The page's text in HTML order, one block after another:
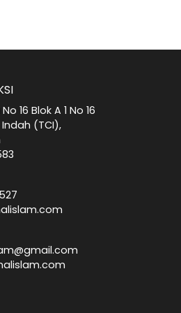
16 Blok A 1 No 16
(TCI),